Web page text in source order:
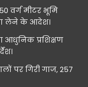
वर्ग मीटर भूमि
लेने के आदेश।
आधुनिक प्रशिक्षण
पर गिरी गाज, 257